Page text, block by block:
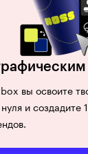
вы освоите
и создадите